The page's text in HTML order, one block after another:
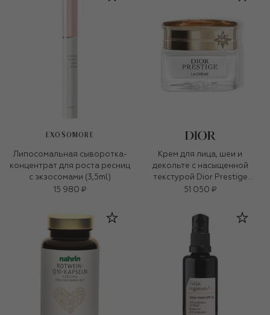
EXOSOMORE
Липосомальная сыворотка-
концентрат для роста ресниц
с экзосомами (3,5ml)
15 980 ₽
Крем для лица, шеи и
декольте с насыщенной
текстурой Dior Prestige
(50ml)
51 050 ₽